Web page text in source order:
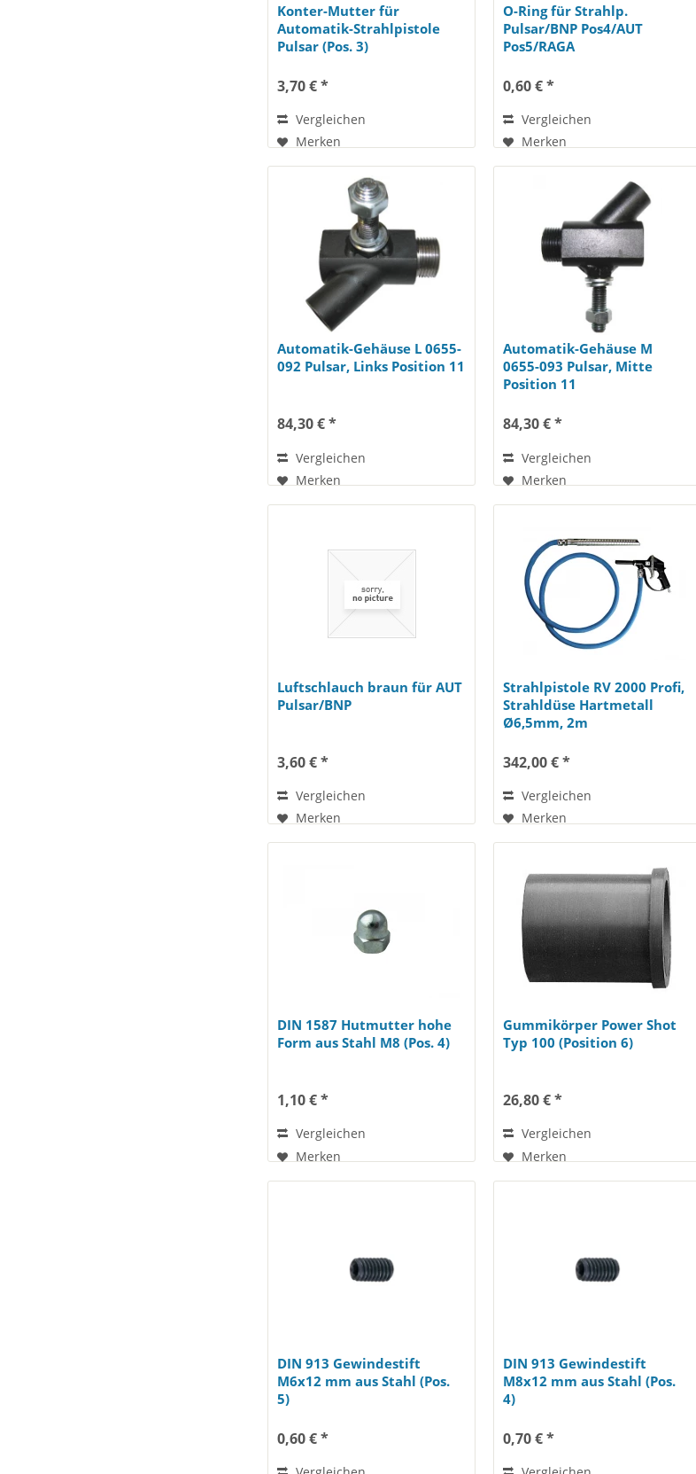
Konter-Mutter für
Automatik-Strahlpistole
Pulsar (Pos. 3)
3,70 € *
Vergleichen
Merken
O-Ring für Strahlp.
Pulsar/BNP Pos4/AUT
Pos5/RAGA
0,60 € *
Vergleichen
Merken
Automatik-Gehäuse L 0655-
092 Pulsar, Links Position 11
84,30 € *
Vergleichen
Merken
Automatik-Gehäuse M
0655-093 Pulsar, Mitte
Position 11
84,30 € *
Vergleichen
Merken
Luftschlauch braun für AUT
Pulsar/BNP
3,60 € *
Vergleichen
Merken
Strahlpistole RV 2000 Profi,
Strahldüse Hartmetall
Ø6,5mm, 2m
342,00 € *
Vergleichen
Merken
DIN 1587 Hutmutter hohe
Form aus Stahl M8 (Pos. 4)
1,10 € *
Vergleichen
Merken
Gummikörper Power Shot
Typ 100 (Position 6)
26,80 € *
Vergleichen
Merken
DIN 913 Gewindestift
M6x12 mm aus Stahl (Pos.
5)
0,60 € *
DIN 913 Gewindestift
M8x12 mm aus Stahl (Pos.
4)
0,70 € *